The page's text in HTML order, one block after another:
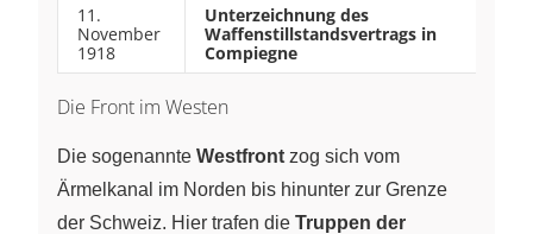
11.
November
1918
Unterzeichnung des
Waffenstillstandsvertrags in
Compiegne
Die Front im Westen
Die sogenannte Westfront zog sich vom
Ärmelkanal im Norden bis hinunter zur Grenze
der Schweiz. Hier trafen die Truppen der